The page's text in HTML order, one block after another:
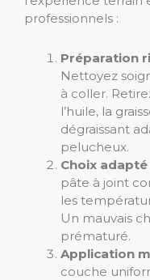
professionnels :
Préparation
Nettoyez
à coller.
l’huile, la
dégraissant
pelucheux.
Choix
pâte à joint
les
Un mauvais
prématuré.
Application
couche